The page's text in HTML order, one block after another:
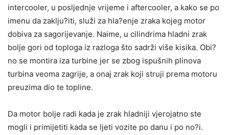
intercooler, u posljednje vrijeme i aftercooler, a kako se po
imenu da zaklju?iti, služi za hla?enje zraka kojeg motor
dobiva za sagorijevanje. Naime, u cilindrima hladni zrak
bolje gori od toploga iz razloga što sadrži više kisika. Obi?
no se montira iza turbine jer se zbog ispušnih plinova
turbina veoma zagrije, a onaj zrak koji struji prema motoru
preuzima dio te topline.
Da motor bolje radi kada je zrak hladniji vjerojatno ste
mogli i primijetiti kada se ljeti vozite po danu i po no?i.